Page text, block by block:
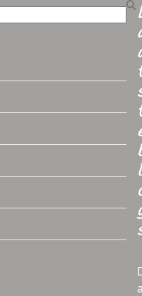
t
t
l